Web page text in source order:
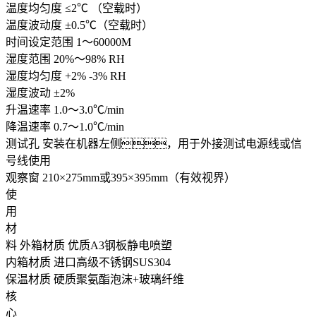
温度均匀度 ≤2℃ （空载时）
温度波动度 ±0.5℃（空载时）
时间设定范围 1～60000M
湿度范围 20%～98% RH
湿度均匀度 +2% -3% RH
湿度波动 ±2%
升温速率 1.0～3.0℃/min
降温速率 0.7～1.0℃/min
测试孔 安装在机器左侧，用于外接测试电源线或信
号线使用
观察窗 210×275mm或395×395mm（有效视界）
使
用
材
料 外箱材质 优质A3钢板静电喷塑
内箱材质 进口高级不锈钢SUS304
保温材质 硬质聚氨酯泡沫+玻璃纤维
核
心